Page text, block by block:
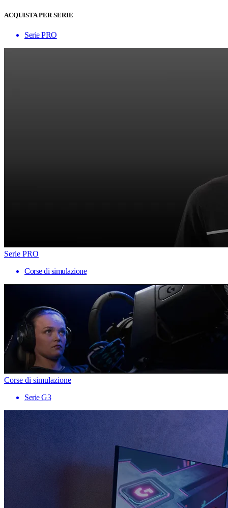
ACQUISTA PER SERIE
Serie PRO
Serie PRO
Corse di simulazione
Corse di simulazione
Serie G3